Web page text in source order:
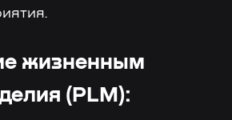
жизненным
(PLM):